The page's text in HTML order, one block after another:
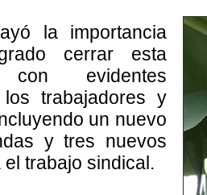
la importancia
cerrar esta
con evidentes
trabajadores y
un nuevo
y tres nuevos
trabajo sindical.